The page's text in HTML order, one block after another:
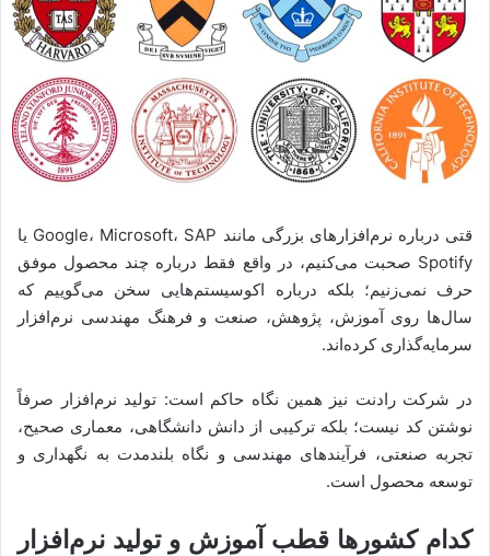
قتی درباره نرم‌افزارهای بزرگی مانند Google، Microsoft، SAP یا
Spotify صحبت می‌کنیم، در واقع فقط درباره چند محصول موفق
حرف نمی‌زنیم؛ بلکه درباره اکوسیستم‌هایی سخن می‌گوییم که
سال‌ها روی آموزش، پژوهش، صنعت و فرهنگ مهندسی نرم‌افزار
سرمایه‌گذاری کرده‌اند.
در شرکت رادنت نیز همین نگاه حاکم است: تولید نرم‌افزار صرفاً
نوشتن کد نیست؛ بلکه ترکیبی از دانش دانشگاهی، معماری صحیح،
تجربه صنعتی، فرآیندهای مهندسی و نگاه بلندمدت به نگهداری و
توسعه محصول است.
کدام کشورها قطب آموزش و تولید نرم‌افزار